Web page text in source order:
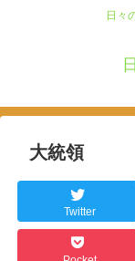
日々
大統領
Twitter